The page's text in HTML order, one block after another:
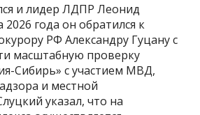
и лидер ЛДПР Леонид
года он обратился к
РФ Александру Гуцану с
масштабную проверку
Сибирь» с участием МВД,
и местной
указал, что на